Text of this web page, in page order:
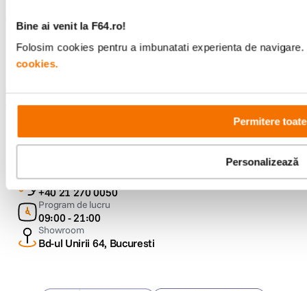
Bine ai venit la F64.ro!
Folosim cookies pentru a imbunatati experienta de
cookies.
Permitere toate
Personalizează
Urmareste-ne
Comenzi si suport
+40 21 270 0050
Program de lucru
09:00 - 21:00
Showroom
Bd-ul Unirii 64, Bucuresti